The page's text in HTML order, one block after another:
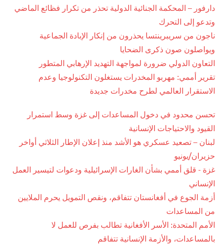
دارفور – المحكمة الجنائية الدولية تحذر من تكرار فظائع الماضي
وتدعو إلى التحرك
ناجون من سريبرينتسا يحذرون من إنكار الإبادة الجماعية
ويواصلون صون ذكرى الضحايا
التعاون الدولي ضرورة لمواجهة التهديد الإرهابي المتطور
تقرير أممي: مهربو المخدرات يستغلون التكنولوجيا وعدم
الاستقرار العالمي لطرح مخدرات جديدة
تحسن محدود في دخول المساعدات إلى غزة وسط استمرار
القيود والاحتياجات الإنسانية
لبنان – تصعيد عسكري هو الأشد منذ إعلان الإطار الثلاثي أواخر
حزيران/يونيو
غزة - قلق أممي بشأن الغارات الإسرائيلية ودعوات لتيسير العمل
الإنساني
أزمة الجوع في أفغانستان تتفاقم، ونقص التمويل يحرم الملايين
من المساعدات
الأمم المتحدة: الأسر الأفغانية تطالب بفرص للعمل لا
بالمساعدات، والأزمة الإنسانية تتفاقم